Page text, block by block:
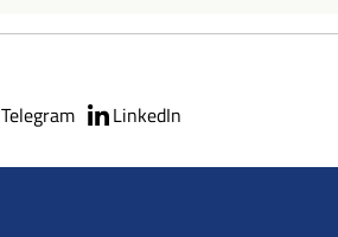
Telegram LinkedIn